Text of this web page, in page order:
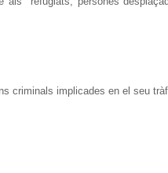
criminals implicades en el seu